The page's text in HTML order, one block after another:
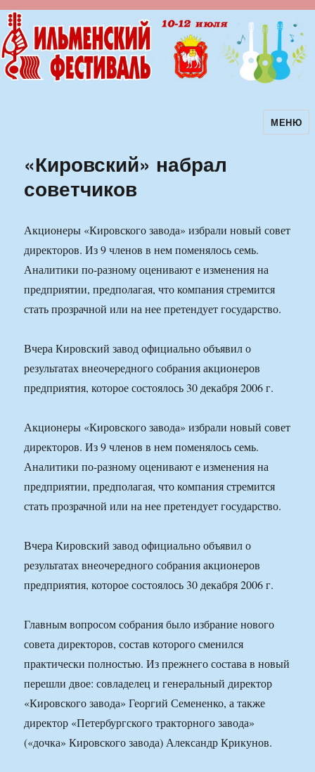
Ильменский фестиваль авторскойМЕНЮ
«Кировский» набрал
советчиков
Акционеры «Кировского завода» избрали новый совет
директоров. Из 9 членов в нем поменялось семь.
Аналитики по-разному оценивают е изменения на
предприятии, предполагая, что компания стремится
стать прозрачной или на нее претендует государство.
Вчера Кировский завод официально объявил о
результатах внеочередного собрания акционеров
предприятия, которое состоялось 30 декабря 2006 г.
Акционеры «Кировского завода» избрали новый совет
директоров. Из 9 членов в нем поменялось семь.
Аналитики по-разному оценивают е изменения на
предприятии, предполагая, что компания стремится
стать прозрачной или на нее претендует государство.
Вчера Кировский завод официально объявил о
результатах внеочередного собрания акционеров
предприятия, которое состоялось 30 декабря 2006 г.
Главным вопросом собрания было избрание нового
совета директоров, состав которого сменился
практически полностью. Из прежнего состава в новый
перешли двое: совладелец и генеральный директор
«Кировского завода» Георгий Семененко, а также
директор «Петербургского тракторного завода»
(«дочка» Кировского завода) Александр Крикунов.